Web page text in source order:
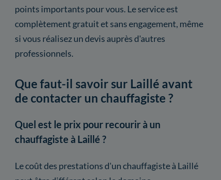
points importants pour vous. Le service est
complètement gratuit et sans engagement, même
si vous réalisez un devis auprès d'autres
professionnels.
Que faut-il savoir sur Laillé avant
de contacter un chauffagiste ?
Quel est le prix pour recourir à un
chauffagiste à Laillé ?
Le coût des prestations d'un chauffagiste à Laillé